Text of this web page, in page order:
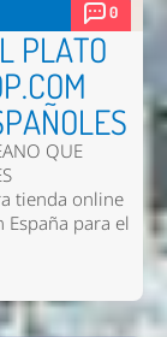
0
PLATO
QUE
tienda online
para el